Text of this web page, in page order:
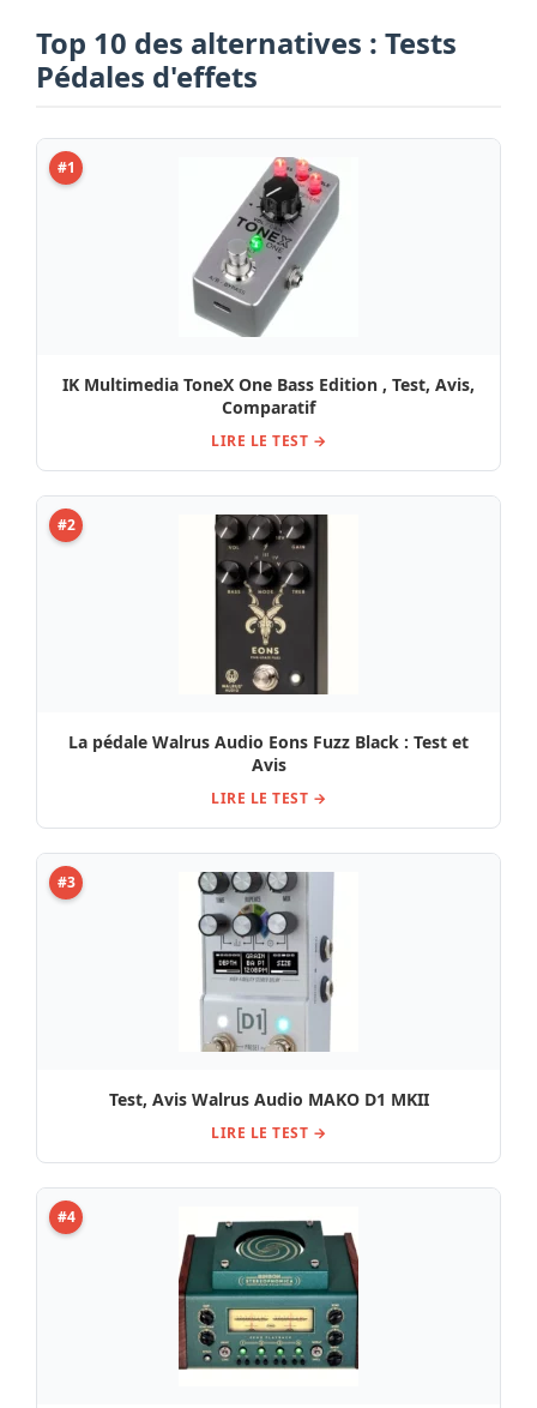
Top 10 des alternatives : Tests
Pédales d'effets
#1
IK Multimedia ToneX One Bass Edition , Test, Avis,
Comparatif
LIRE LE TEST →
#2
La pédale Walrus Audio Eons Fuzz Black : Test et
Avis
LIRE LE TEST →
#3
Test, Avis Walrus Audio MAKO D1 MKII
LIRE LE TEST →
#4